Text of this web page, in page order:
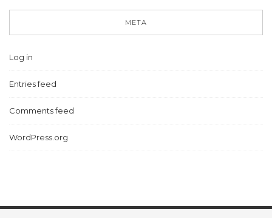
META
Log in
Entries feed
Comments feed
WordPress.org